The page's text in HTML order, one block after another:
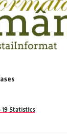
19 Statistics